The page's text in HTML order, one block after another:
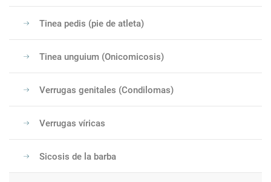
Tinea pedis (pie de atleta)
Tinea unguium (Onicomicosis)
Verrugas genitales (Condilomas)
Verrugas víricas
Sicosis de la barba